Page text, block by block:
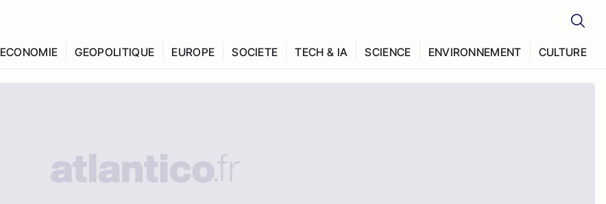
ECONOMIE GEOPOLITIQUE EUROPE SOCIETE TECH & IA SCIENCE ENVIRONNEMENT CULTURE